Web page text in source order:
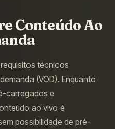
Conteúdo Ao
técnicos
(VOD). Enquanto
carregados e
ao vivo é
possibilidade de pré-